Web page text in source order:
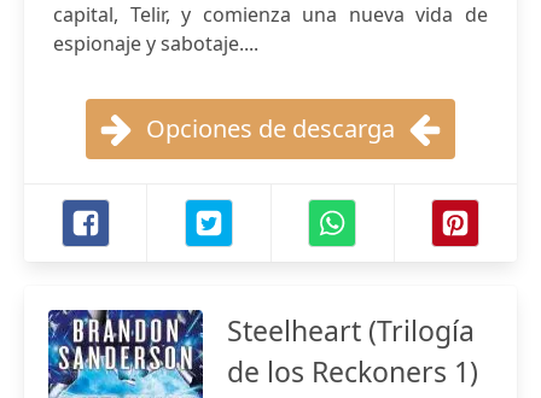
capital, Telir, y comienza una nueva vida de
espionaje y sabotaje....
Opciones de descarga
Steelheart (Trilogía
de los Reckoners 1)